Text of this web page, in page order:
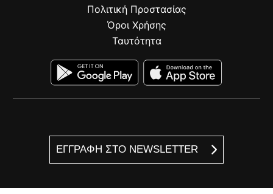
ΕΓΓΡΑΦΗ ΣΤΟ NEWSLETTER
Πολιτική Προστασίας
Όροι Χρήσης
Ταυτότητα